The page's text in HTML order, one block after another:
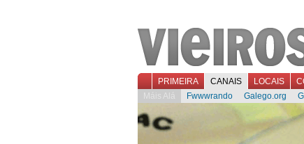
PRIMEIRA CANAIS LOCAIS
Máis Alá
Fwwwrando Galego.org